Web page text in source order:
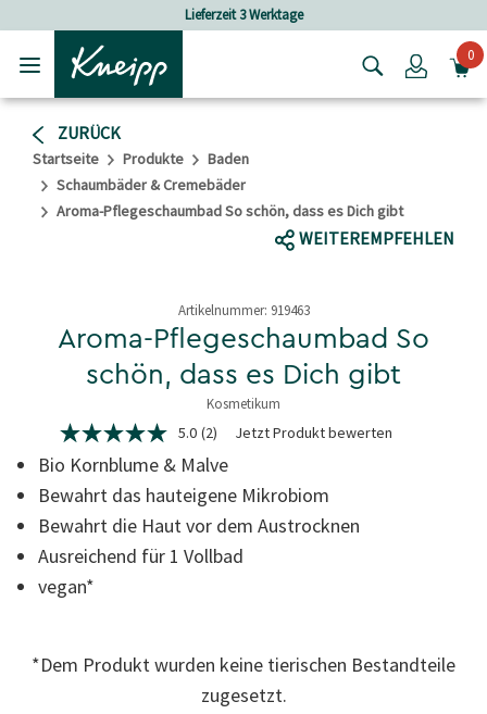
Login0
ZURÜCK
Startseite Produkte
Baden
Schaumbäder & Cremebäder
Aroma-Pflegeschaumbad So schön, dass es Dich gibt
WEITEREMPFEHLEN
Artikelnummer: 919463
Aroma-Pflegeschaumbad So
schön, dass es Dich gibt
Kosmetikum
5 von 5 Sternen
5.0
von
5
Sternen,
Durchschnittswert
der
Bewertung.
Read
2
Reviews.
Seite.
5.0 (2) Jetzt Produkt bewerten
Bio Kornblume & Malve
Bewahrt das hauteigene Mikrobiom
Bewahrt die Haut vor dem Austrocknen
Ausreichend für 1 Vollbad
vegan*
*Dem Produkt wurden keine tierischen Bestandteile
zugesetzt.